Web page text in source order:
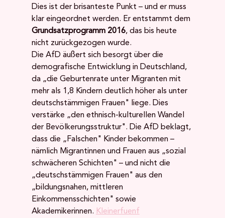
Dies ist der brisanteste Punkt – und er muss
klar eingeordnet werden. Er entstammt dem
Grundsatzprogramm 2016, das bis heute
nicht zurückgezogen wurde.
Die AfD äußert sich besorgt über die
demografische Entwicklung in Deutschland,
da „die Geburtenrate unter Migranten mit
mehr als 1,8 Kindern deutlich höher als unter
deutschstämmigen Frauen" liege. Dies
verstärke „den ethnisch-kulturellen Wandel
der Bevölkerungsstruktur". Die AfD beklagt,
dass die „Falschen" Kinder bekommen –
nämlich Migrantinnen und Frauen aus „sozial
schwächeren Schichten" – und nicht die
„deutschstämmigen Frauen" aus den
„bildungsnahen, mittleren
Einkommensschichten" sowie
Akademikerinnen. Kleinerfuenf